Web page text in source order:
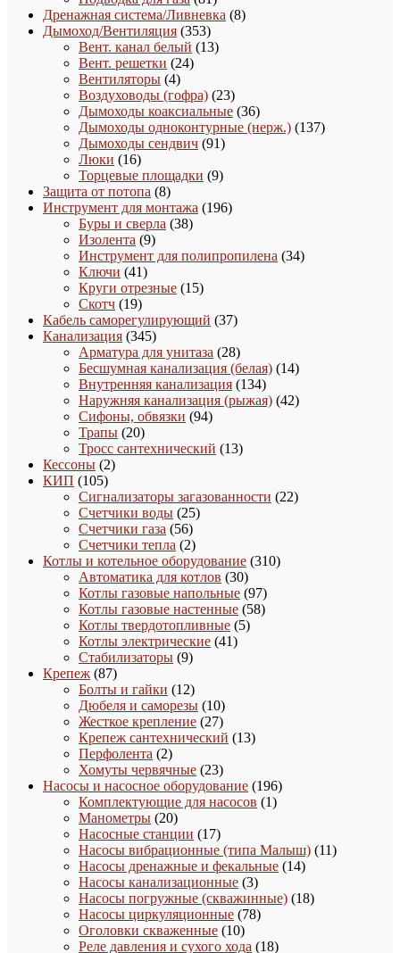
товар
Дренажная система/Ливневка 88
Дымоход/Вентиляция 353353
товара
Вент. канал белый 1313
Вент. решетки 2424
Вентиляторы 44
товара
Воздуховоды (гофра) 2323
товара
Дымоходы коаксиальные 3636
товаров
Дымоходы одноконтурные (нерж.) 137137
Дымоходы сендвич 9191
Люки 1616
товаров
Торцевые площадки 99
Защита от потопа 88
товаров
Инструмент для монтажа 196196
Буры и сверла 3838
Изолента 99
товаров
Инструмент для полипропилена 3434
Ключи 4141
товар
Круги отрезные 1515
Скотч 1919
товаров
Кабель саморегулирующий 3737
Канализация 345345
товаров
Арматура для унитаза 2828
товаров
Бесшумная канализация (белая) 1414
Внутренняя канализация 134134
товара
Наружняя канализация (рыжая) 4242
Сифоны, обвязки 9494
Трапы 2020
товаров
Тросс сантехнический 1313
Кессоны 22
КИП 105105
товаров
Сигнализаторы загазованности 2222
Счетчики воды 2525
Счетчики газа 5656
товаров
Счетчики тепла 22
товара
Котлы и котельное оборудование 310310
Автоматика для котлов 3030
товаров
Котлы газовые напольные 9797
товаров
Котлы газовые настенные 5858
Котлы твердотопливные 55
Котлы электрические 4141
Стабилизаторы 99
Крепеж 8787
товаров
Болты и гайки 1212
товаров
Дюбеля и саморезы 1010
товаров
Жесткое крепление 2727
товаров
Крепеж сантехнический 1313
Перфолента 22
товара
Хомуты червячные 2323
товара
Насосы и насосное оборудование 196196
Комплектующие для насосов 11
Манометры 2020
товаров
Насосные станции 1717
товаров
Насосы вибрационные (типа Малыш) 1111
Насосы дренажные и фекальные 1414
Насосы канализационные 33
товара
Насосы погружные (скважинные) 1818
Насосы циркуляционные 7878
Оголовки скваженные 1010
товаров
Реле давления и сухого хода 1818